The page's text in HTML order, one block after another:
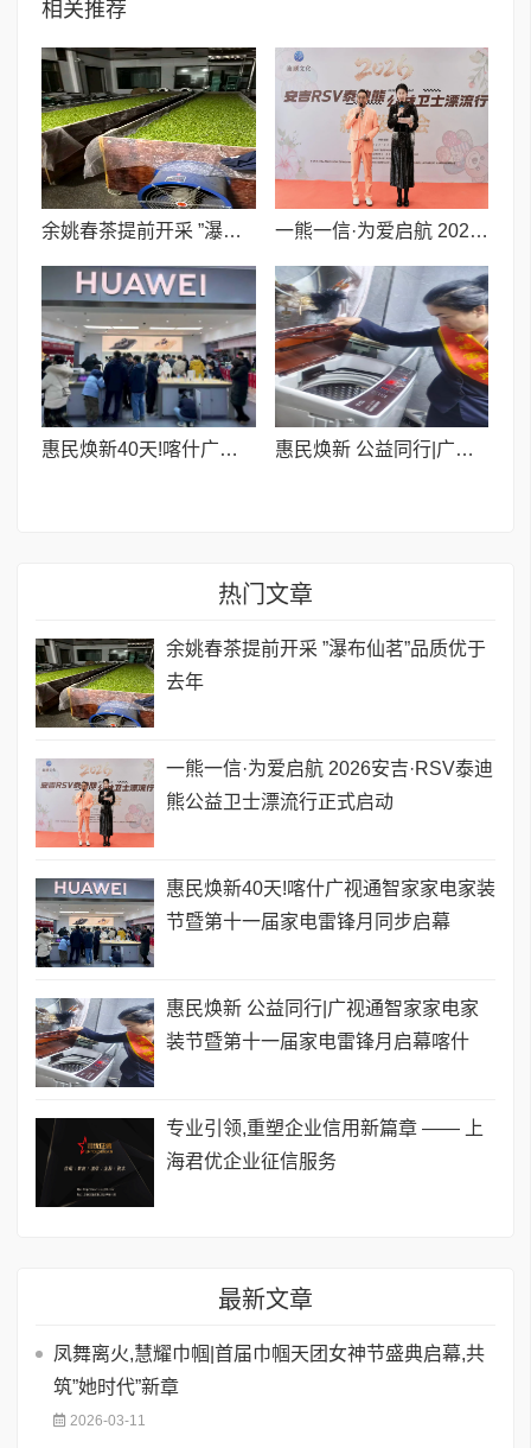
相关推荐
余姚春茶提前开采 ”瀑布仙茗”品质优于去年 一熊一信·为爱启航 2026安吉·RSV泰迪熊公益卫士漂流行正式启动
惠民焕新40天!喀什广视通智家家电家装节暨第十一届家电雷锋月同步启幕 惠民焕新 公益同行|广视通智家家电家装节暨第十一届家电雷锋月启幕喀什
热门文章
余姚春茶提前开采 ”瀑布仙茗”品质优于
去年
一熊一信·为爱启航 2026安吉·RSV泰迪
熊公益卫士漂流行正式启动
惠民焕新40天!喀什广视通智家家电家装
节暨第十一届家电雷锋月同步启幕
惠民焕新 公益同行|广视通智家家电家
装节暨第十一届家电雷锋月启幕喀什
专业引领,重塑企业信用新篇章 —— 上
海君优企业征信服务
最新文章
凤舞离火,慧耀巾帼|首届巾帼天团女神节盛典启幕,共
筑”她时代”新章
2026-03-11